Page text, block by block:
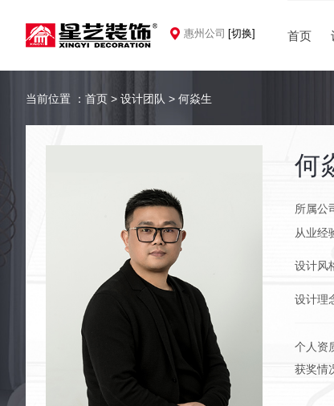
惠州公司 [切换] 首页
当前位置 ： 首页 > 设计团队 > 何焱生
何
所属公
从业经
设计风
设计理
个人资
获奖情